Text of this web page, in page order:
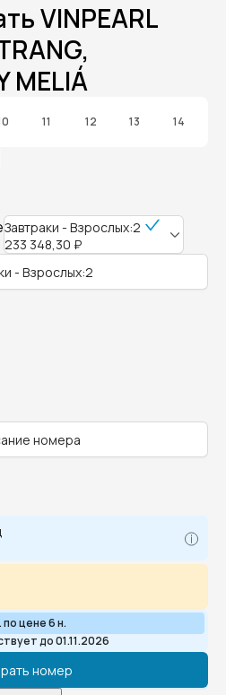
VINPEARL
MELIÁ
11 12 13 14
Завтраки - Взрослых:2
233 348,30 ₽
- Взрослых:2
номера
по цене 6 н.
до 01.11.2026
номер